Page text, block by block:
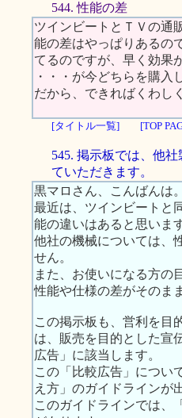
544. 性能の差
ツインビートとＴＶの通
能の差はやっぱりあるの
てるのですが、早く効果
・・・が今どちらを購入
だから、できればくわし
[タイトル一覧] [TOP
545. 掲示板では、他
ていただきます。
黒マロさん、こんばんは。
最近は、ツインビートと
能の違いはあると思います
他社の機械については、
せん。
また、お使いになる方の
性能や仕様の差がそのま
この掲示板も、営利を目
は、販売を目的とした宣
広告」に該当します。
この「比較広告」につい
え方」のガイドラインが
このガイドラインでは、